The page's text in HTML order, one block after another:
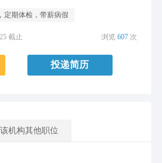
定期体检，带薪病假
截止 浏览607 次
投递简历
该机构其他职位